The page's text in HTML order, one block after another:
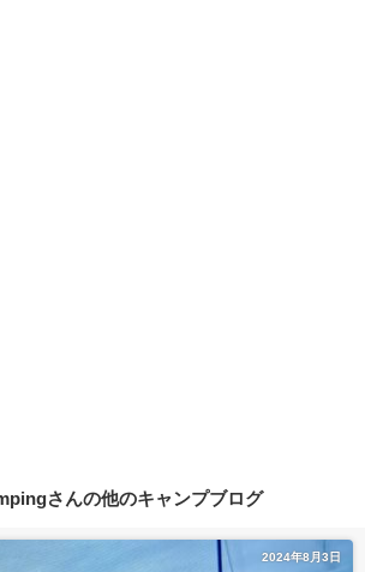
さんの他のキャンプブログ
2024年8月3日